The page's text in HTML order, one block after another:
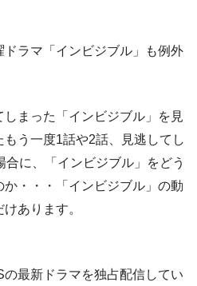
ラマ「インビジブル」も例外
まった「インビジブル」を見
う一度1話や2話、見逃してし
合に、「インビジブル」をどう
・・・「インビジブル」の動
あります。
最新ドラマを独占配信してい